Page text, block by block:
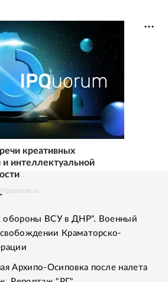
креативных
и интеллектуальной
ipquorum.ru
обороны ВСУ в ДНР". Военный
Краматорско-
Архипо-Осиповка после налета